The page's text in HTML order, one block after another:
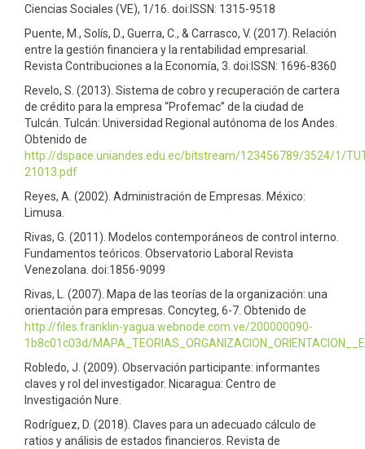
Ciencias Sociales (VE), 1/16. doi:ISSN: 1315-9518
Puente, M., Solís, D., Guerra, C., & Carrasco, V. (2017). Relación
entre la gestión financiera y la rentabilidad empresarial.
Revista Contribuciones a la Economía, 3. doi:ISSN: 1696-8360
Revelo, S. (2013). Sistema de cobro y recuperación de cartera
de crédito para la empresa “Profemac” de la ciudad de
Tulcán. Tulcán: Universidad Regional autónoma de los Andes.
Obtenido de
http://dspace.uniandes.edu.ec/bitstream/123456789/3524/1/
21013.pdf
Reyes, A. (2002). Administración de Empresas. México:
Limusa.
Rivas, G. (2011). Modelos contemporáneos de control interno.
Fundamentos teóricos. Observatorio Laboral Revista
Venezolana. doi:1856-9099
Rivas, L. (2007). Mapa de las teorías de la organización: una
orientación para empresas. Concyteg, 6-7. Obtenido de
http://files.franklin-yagua.webnode.com.ve/200000090-
1b8c01c03d/
Robledo, J. (2009). Observación participante: informantes
claves y rol del investigador. Nicaragua: Centro de
Investigación Nure.
Rodríguez, D. (2018). Claves para un adecuado cálculo de
ratios y análisis de estados financieros. Revista de